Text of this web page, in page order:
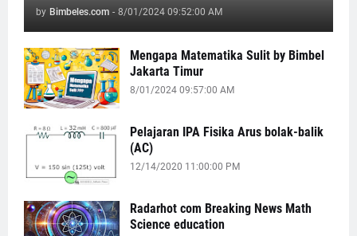
by Bimbeles.com - 8/01/2024 09:52:00 AM
Mengapa Matematika Sulit by Bimbel
Jakarta Timur
8/01/2024 09:57:00 AM
Pelajaran IPA Fisika Arus bolak-balik
(AC)
12/14/2020 11:00:00 PM
Radarhot com Breaking News Math
Science education